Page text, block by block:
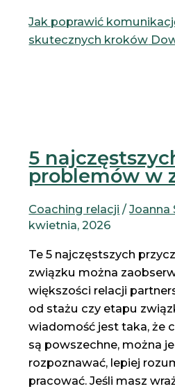
Jak poprawić
skutecznych kroków
5
problemów w
Coaching relacji /Joanna
kwietnia, 2026
Te 5 najczęstszych
związku można
większości relacji
od stażu czy etapu
wiadomość jest taka, że
są powszechne, można
rozpoznawać, lepiej
pracować. Jeśli masz